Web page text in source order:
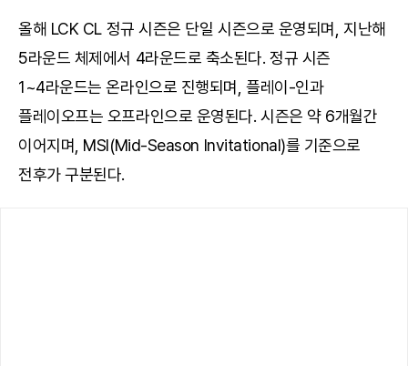
올해 LCK CL 정규 시즌은 단일 시즌으로 운영되며, 지난해
5라운드 체제에서 4라운드로 축소된다. 정규 시즌
1~4라운드는 온라인으로 진행되며, 플레이-인과
플레이오프는 오프라인으로 운영된다. 시즌은 약 6개월간
이어지며, MSI(Mid-Season Invitational)를 기준으로
전후가 구분된다.